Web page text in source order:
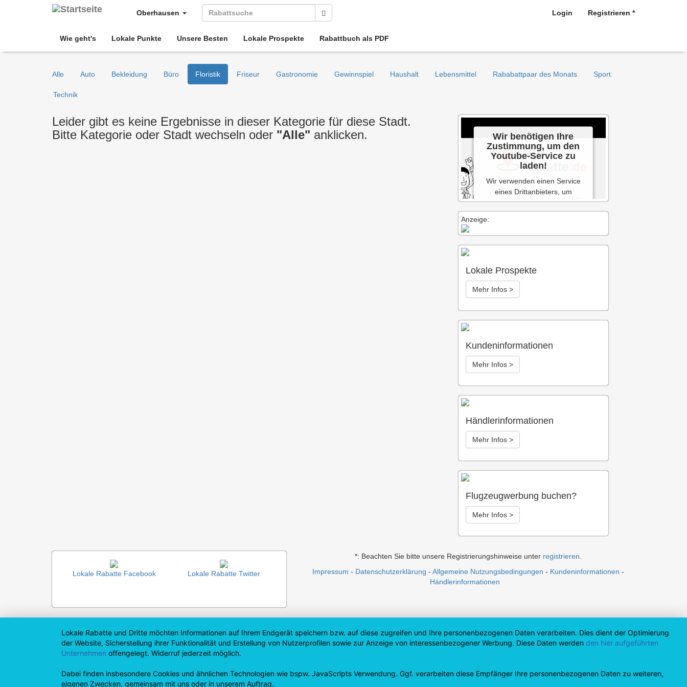
Oberhausen Login Registrieren *
Wie geht's Lokale Punkte Unsere Besten Lokale Prospekte Rabattbuch als PDF
Alle Auto Bekleidung Büro Floristik Friseur Gastronomie Gewinnspiel Haushalt Lebensmittel Rababattpaar des Monats Sport
Technik
Leider gibt es keine Ergebnisse in dieser Kategorie für diese Stadt.
Bitte Kategorie oder Stadt wechseln oder "Alle" anklicken.
Wir benötigen Ihre
Zustimmung, um den
Youtube-Service zu
laden!
Wir verwenden einen Service
eines Drittanbieters, um
Videoinhalte einzubetten. Dieser
Service kann Daten zu Ihren
Aktivitäten sammeln. Bitte lesen
Sie die Details durch und
stimmen Sie der Nutzung des
anzusehen.
Mehr Informationen
Consent Management Platform
Anzeige:
Lokale Prospekte
Mehr Infos >
Kundeninformationen
Mehr Infos >
Händlerinformationen
Mehr Infos >
Flugzeugwerbung buchen?
Mehr Infos >
Lokale Rabatte Facebook Lokale Rabatte Twitter
*: Beachten Sie bitte unsere Registrierungshinweise unter registrieren
Impressum - Datenschutzerklärung - Allgemeine Nutzungsbedingungen - Kundeninformationen -
Händlerinformationen
Lokale Rabatte und Dritte möchten Informationen auf Ihrem Endgerät speichern bzw. auf diese zugreifen und Ihre personenbezogenen Daten verarbeiten. Dies dient der Optimierung
der Website, Sicherstellung ihrer Funktionalität und Erstellung von Nutzerprofilen sowie zur Anzeige von interessenbezogener Werbung. Diese Daten werden den hier aufgeführten
Unternehmen offengelegt. Widerruf jederzeit möglich.
Dabei finden insbesondere Cookies und ähnlichen Technologien wie bspw. JavaScripts Verwendung. Ggf. verarbeiten diese Empfänger Ihre personenbezogenen Daten zu weiteren,
eigenen Zwecken, gemeinsam mit uns oder in unserem Auftrag.